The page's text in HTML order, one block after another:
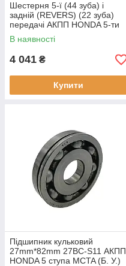
Шестерня 5-ї (44 зуба) і
задній (REVERS) (22 зуба)
передачі АКПП HONDA 5-ти
ступа (Б. У.)
В наявності
4 041 ₴
Купити
Підшипник кульковий
27mm*82mm 27BC-S11 АКПП
HONDA 5 ступа MCTA (Б. У.)